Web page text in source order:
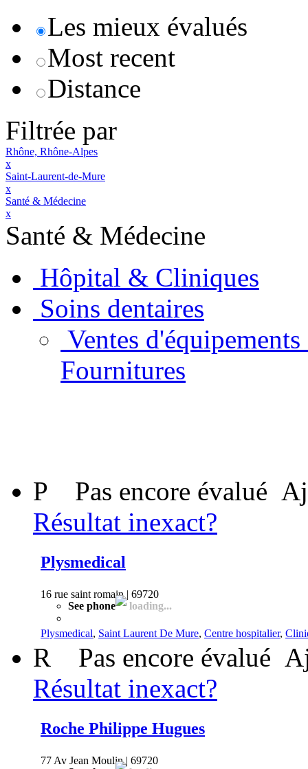
Les mieux évalués
Most recent
Distance
Filtrée par
Rhône, Rhône-Alpes
x
Saint-Laurent-de-Mure
x
Santé & Médecine
x
Santé & Médecine
Hôpital & Cliniques
Soins dentaires
Ventes
Fournitures
P Pas encore évalué
Résultat inexact?
Plysmedical
16 rue saint romain | 69720
See phone
loading...
Plysmedical, Saint Laurent De Mure, Centre hospitalier,
R Pas encore évalué
Résultat inexact?
Roche Philippe Hugues
77 Av Jean Moulin | 69720